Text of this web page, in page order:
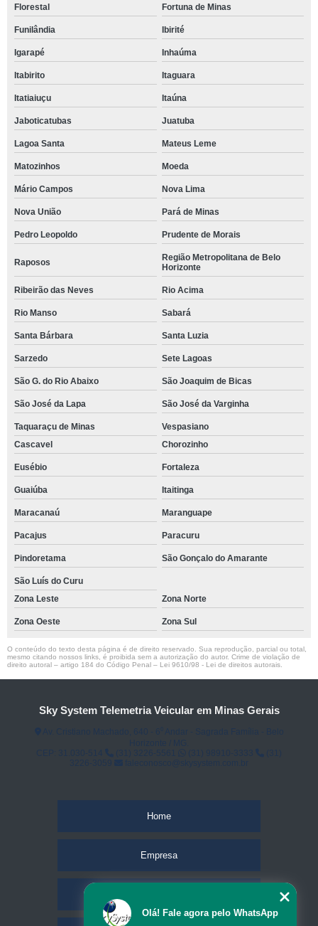
Florestal Fortuna de Minas
Funilândia Ibirité
Igarapé Inhaúma
Itabirito Itaguara
Itatiaiuçu Itaúna
Jaboticatubas Juatuba
Lagoa Santa Mateus Leme
Matozinhos Moeda
Mário Campos Nova Lima
Nova União Pará de Minas
Pedro Leopoldo Prudente de Morais
Raposos
Região Metropolitana de Belo
Horizonte
Ribeirão das Neves Rio Acima
Rio Manso Sabará
Santa Bárbara Santa Luzia
Sarzedo Sete Lagoas
São G. do Rio Abaixo São Joaquim de Bicas
São José da Lapa São José da Varginha
Taquaraçu de Minas
Vespasiano
Cascavel
Chorozinho
Eusébio Fortaleza
Guaiúba Itaitinga
Maracanaú Maranguape
Pacajus Paracuru
Pindoretama São Gonçalo do Amarante
São Luís do Curu
Zona Leste
Zona Norte
Zona Oeste Zona Sul
O conteúdo do texto desta página é de direito reservado. Sua reprodução, parcial ou total,
mesmo citando nossos links, é proibida sem a autorização do autor. Crime de violação de
direito autoral – artigo 184 do Código Penal – Lei 9610/98 - Lei de direitos autorais
Sky System Telemetria Veicular em Minas Gerais
Home
Empresa
Olá! Fale agora pelo WhatsApp